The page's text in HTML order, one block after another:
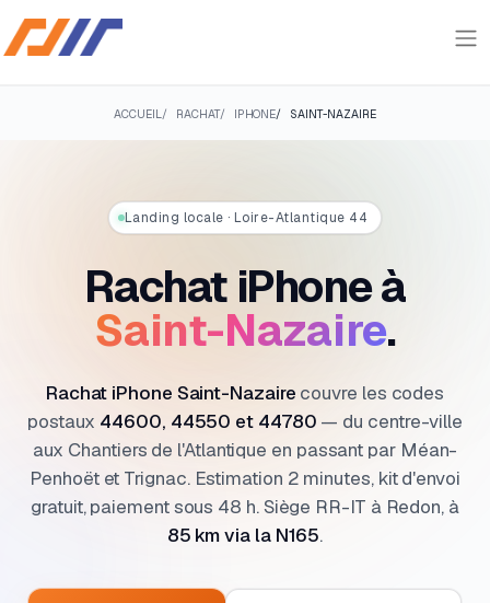
ACCUEIL RACHAT IPHONE SAINT-NAZAIRE
Landing locale · Loire-Atlantique 44
Rachat iPhone à
Saint-Nazaire.
Rachat iPhone Saint-Nazaire couvre les codes
postaux 44600, 44550 et 44780 — du centre-ville
aux Chantiers de l'Atlantique en passant par Méan-
Penhoët et Trignac. Estimation 2 minutes, kit d'envoi
gratuit, paiement sous 48 h. Siège RR-IT à Redon, à
85 km via la N165.